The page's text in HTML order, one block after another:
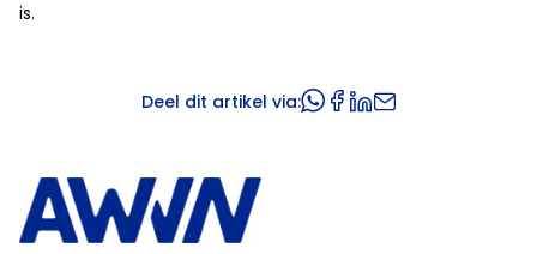
is.
Deel dit artikel via: